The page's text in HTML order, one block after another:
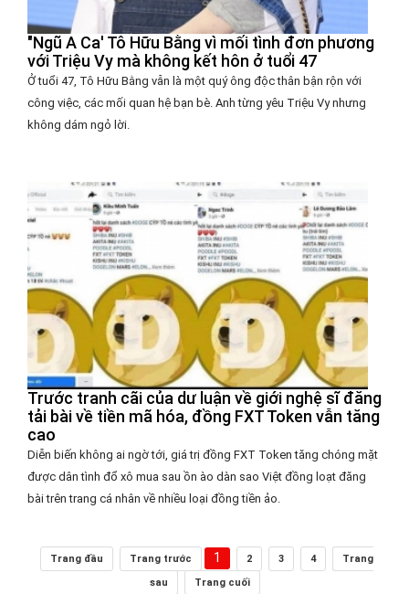
"Ngũ A Ca' Tô Hữu Bằng vì mối tình đơn phương
với Triệu Vy mà không kết hôn ở tuổi 47
Ở tuổi 47, Tô Hữu Bằng vẫn là một quý ông độc thân bận rộn với
công việc, các mối quan hệ bạn bè. Anh từng yêu Triệu Vy nhưng
không dám ngỏ lời.
Trước tranh cãi của dư luận về giới nghệ sĩ đăng
tải bài về tiền mã hóa, đồng FXT Token vẫn tăng
cao
Diễn biến không ai ngờ tới, giá trị đồng FXT Token tăng chóng mặt
được dân tình đổ xô mua sau ồn ào dàn sao Việt đồng loạt đăng
bài trên trang cá nhân về nhiều loại đồng tiền ảo.
Trang đầu Trang trước 1 2 3 4
Trang
sau
Trang cuối